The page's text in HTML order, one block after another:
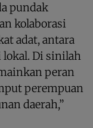
pundak
kolaborasi
adat, antara
Di sinilah
peran
perempuan
daerah,”